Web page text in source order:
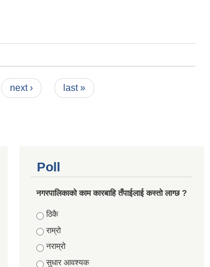
next › last »
Poll
नगरपालिकाको काम कारबाहि तँपाईलाई कस्तो लाग्छ ?
Choices
ठिकै
राम्रो
नराम्रो
सुधार आवश्यक